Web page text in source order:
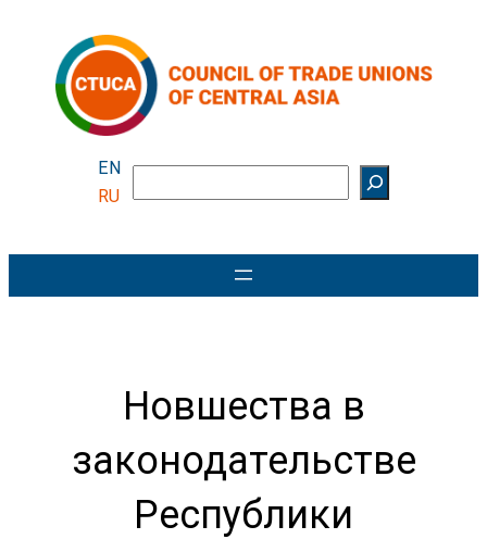
содержимому
EN
RU
Новшества в
законодательстве
Республики